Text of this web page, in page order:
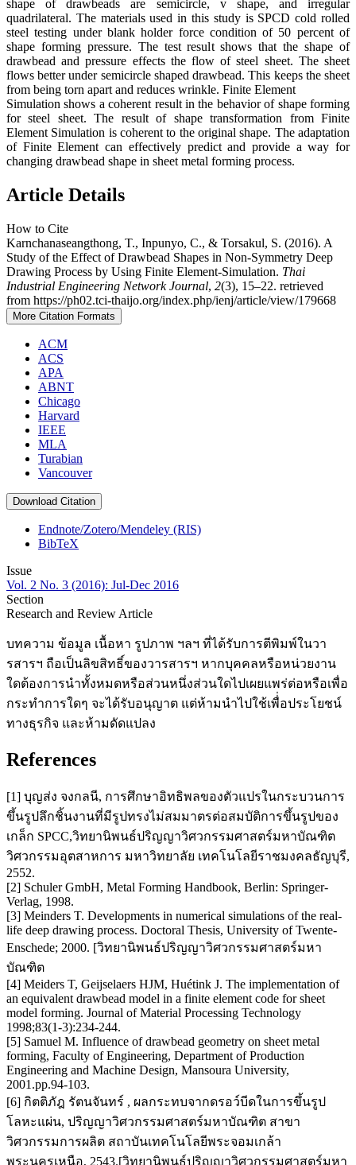
shape of drawbeads are semicircle, v shape, and irregular
quadrilateral. The materials used in this study is SPCD cold rolled
steel testing under blank holder force condition of 50 percent of
shape forming pressure. The test result shows that the shape of
drawbead and pressure effects the flow of steel sheet. The sheet
flows better under semicircle shaped drawbead. This keeps the sheet
from being torn apart and reduces wrinkle. Finite Element
Simulation shows a coherent result in the behavior of shape forming
for steel sheet. The result of shape transformation from Finite
Element Simulation is coherent to the original shape. The adaptation
of Finite Element can effectively predict and provide a way for
changing drawbead shape in sheet metal forming process.
Article Details
How to Cite
Karnchanaseangthong, T., Inpunyo, C., & Torsakul, S. (2016). A
Study of the Effect of Drawbead Shapes in Non-Symmetry Deep
Drawing Process by Using Finite Element-Simulation. Thai
Industrial Engineering Network Journal, 2(3), 15–22. retrieved
from https://ph02.tci-thaijo.org/index.php/ienj/article/view/179668
More Citation Formats
ACM
ACS
APA
ABNT
Chicago
Harvard
IEEE
MLA
Turabian
Vancouver
Download Citation
Endnote/Zotero/Mendeley (RIS)
BibTeX
Issue
Vol. 2 No. 3 (2016): Jul-Dec 2016
Section
Research and Review Article
บทความ ข้อมูล เนื้อหา รูปภาพ ฯลฯ ที่ได้รับการตีพิมพ์ในวา
รสารฯ ถือเป็นลิขสิทธิ์ของวารสารฯ หากบุคคลหรือหน่วยงาน
ใดต้องการนำทั้งหมดหรือส่วนหนึ่งส่วนใดไปเผยแพร่ต่อหรือเพื่อ
กระทำการใดๆ จะได้รับอนุญาต แต่ห้ามนำไปใช้เพื่่อประโยชน์
ทางธุรกิจ และห้ามดัดแปลง
References
[1] บุญส่ง จงกลนี, การศึกษาอิทธิพลของตัวแปรในกระบวนการ
ขึ้นรูปลึกชิ้นงานที่มีรูปทรงไม่สมมาตรต่อสมบัติการขึ้นรูปของ
เกล็ก SPCC,วิทยานิพนธ์ปริญญาวิศวกรรมศาสตร์มหาบัณฑิต
วิศวกรรมอุตสาหการ มหาวิทยาลัย เทคโนโลยีราชมงคลธัญบุรี,
2552.
[2] Schuler GmbH, Metal Forming Handbook, Berlin: Springer-
Verlag, 1998.
[3] Meinders T. Developments in numerical simulations of the real-
life deep drawing process. Doctoral Thesis, University of Twente-
Enschede; 2000. [วิทยานิพนธ์ปริญญาวิศวกรรมศาสตร์มหา
บัณฑิต
[4] Meiders T, Geijselaers HJM, Huétink J. The implementation of
an equivalent drawbead model in a finite element code for sheet
model forming. Journal of Material Processing Technology
1998;83(1-3):234-244.
[5] Samuel M. Influence of drawbead geometry on sheet metal
forming, Faculty of Engineering, Department of Production
Engineering and Machine Design, Mansoura University,
2001.pp.94-103.
[6] กิตติภัฎ รัตนจันทร์ , ผลกระทบจากดรอว์บีดในการขึ้นรูป
โลหะแผ่น, ปริญญาวิศวกรรมศาสตร์มหาบัณฑิต สาขา
วิศวกรรมการผลิต สถาบันเทคโนโลยีพระจอมเกล้า
พระนครเหนือ, 2543.[วิทยานิพนธ์ปริญญาวิศวกรรมศาสตร์มหา